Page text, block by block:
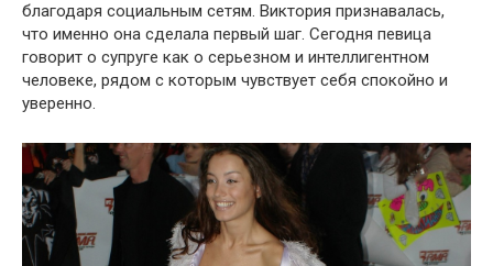
благодаря социальным сетям. Виктория признавалась,
что именно она сделала первый шаг. Сегодня певица
говорит о супруге как о серьезном и интеллигентном
человеке, рядом с которым чувствует себя спокойно и
уверенно.